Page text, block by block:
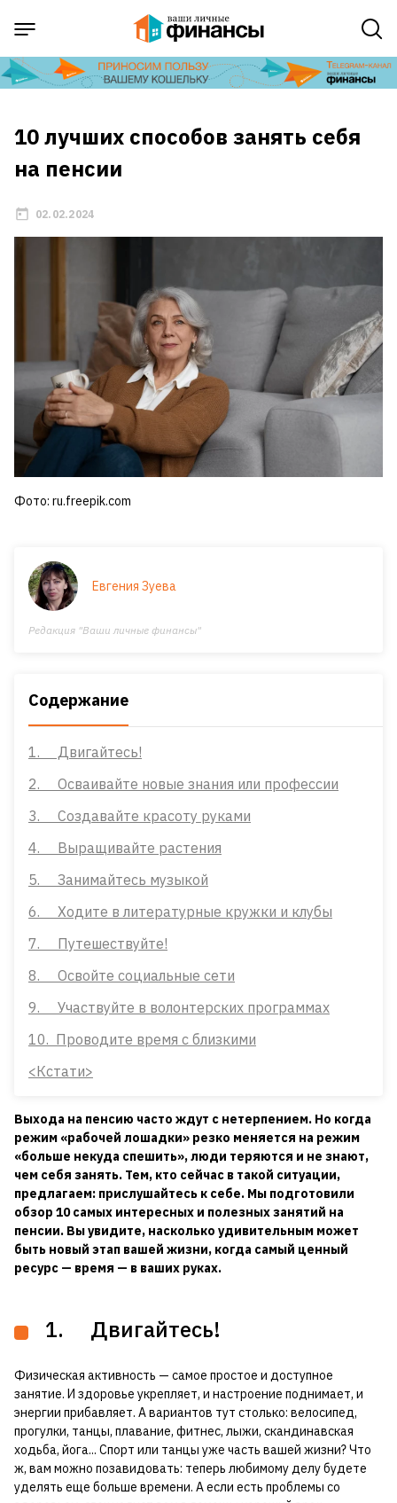
10 лучших способов занять себя
на пенсии
02.02.2024
Фото: ru.freepik.com
Евгения Зуева
Редакция "Ваши личные финансы"
Содержание
1. Двигайтесь!
2. Осваивайте новые знания или профессии
3. Создавайте красоту руками
4. Выращивайте растения
5. Занимайтесь музыкой
6. Ходите в литературные кружки и клубы
7. Путешествуйте!
8. Освойте социальные сети
9. Участвуйте в волонтерских программах
10. Проводите время с близкими
<Кстати>
Выхода на пенсию часто ждут с нетерпением. Но когда
режим «рабочей лошадки» резко меняется на режим
«больше некуда спешить», люди теряются и не знают,
чем себя занять. Тем, кто сейчас в такой ситуации,
предлагаем: прислушайтесь к себе. Мы подготовили
обзор 10 самых интересных и полезных занятий на
пенсии. Вы увидите, насколько удивительным может
быть новый этап вашей жизни, когда самый ценный
ресурс — время — в ваших руках.
1. Двигайтесь!
Физическая активность — самое простое и доступное
занятие. И здоровье укрепляет, и настроение поднимает, и
энергии прибавляет. А вариантов тут столько: велосипед,
прогулки, танцы, плавание, фитнес, лыжи, скандинавская
ходьба, йога... Спорт или танцы уже часть вашей жизни? Что
ж, вам можно позавидовать: теперь любимому делу будете
уделять еще больше времени. А если есть проблемы со